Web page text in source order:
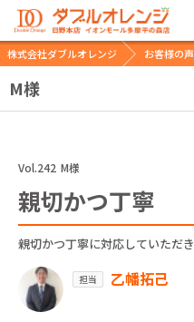
株式会社ダブルオレンジ お客様の声
M様
Vol.242 M様
親切かつ丁寧
親切かつ丁寧に対応していただ
担当 乙幡拓己